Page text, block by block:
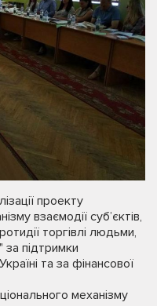
проекту
взаємодії суб’єктів,
торгівлі людьми,
за підтримки
та за фінансової
механізму